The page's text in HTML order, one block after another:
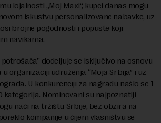
lojalnosti „Moj Maxi“, kupci danas mogu
iskustvu personalizovane nabavke, uz
brojne pogodnosti i popuste koji
navikama.
dodeljuje se isključivo na osnovu
organizaciji udruženja “Moja Srbija” i uz
U konkurenciji za nagradu našlo se 1
kategorija. Nominovani su najpoznatiji
naći na tržištu Srbije, bez obzira na
kompanije u čijem vlasništvu se